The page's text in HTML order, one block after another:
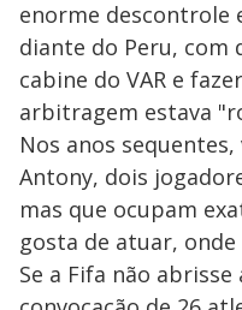
enorme descontrole
diante do Peru, com
cabine do VAR e
arbitragem estava
Nos anos
Antony, dois
mas que ocupam
gosta de atuar, onde
Se a Fifa não